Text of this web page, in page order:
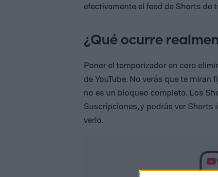
efectivamente el feed de Shorts de
¿Qué ocurre
Poner el temporizador en cero
de YouTube. No verás que te miran
no es un bloqueo completo. Los
Suscripciones, y podrás ver
verlo.